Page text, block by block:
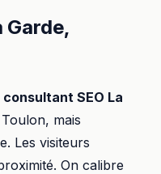
Garde,
consultant SEO La
Toulon, mais
Les visiteurs
On calibre